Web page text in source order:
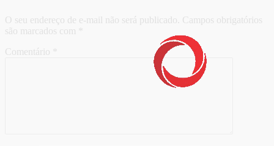
O seu endereço de e-mail não será publicado. Campos obrigatórios
são marcados com
Comentário